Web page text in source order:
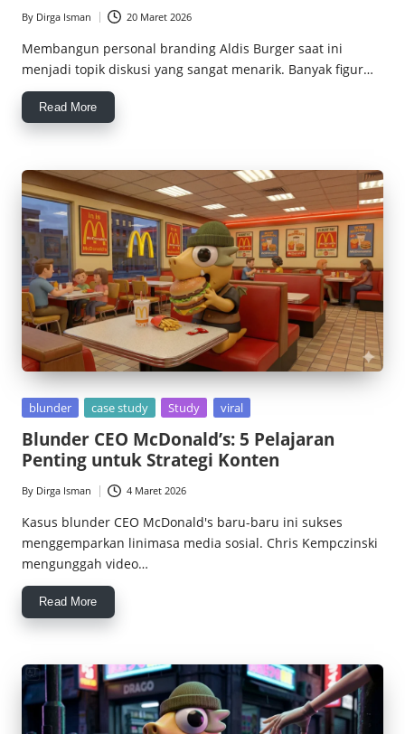
Posted
by
By Dirga Isman 20 Maret 2026
Membangun personal branding Aldis Burger saat ini
menjadi topik diskusi yang sangat menarik. Banyak figur…
Read More
Posted
blunder case study Study viral
Blunder CEO McDonald’s: 5 Pelajaran
Penting untuk Strategi Konten
Posted
by
By Dirga Isman 4 Maret 2026
Kasus blunder CEO McDonald's baru-baru ini sukses
menggemparkan linimasa media sosial. Chris Kempczinski
mengunggah video…
Read More